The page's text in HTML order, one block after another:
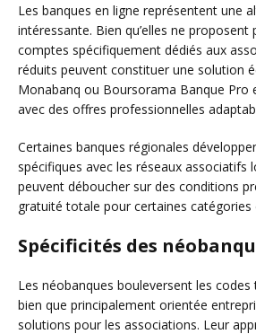
Les banques en ligne représentent une
intéressante. Bien qu’elles ne
comptes spécifiquement dédiés aux
réduits peuvent constituer une solution
Monabanq ou Boursorama Banque Pro
avec des offres professionnelles
Certaines banques régionales
spécifiques avec les réseaux associatifs
peuvent déboucher sur des conditions
gratuité totale pour certaines catégories
Spécificités des
Les néobanques bouleversent les
bien que principalement orientée
solutions pour les associations. Leur